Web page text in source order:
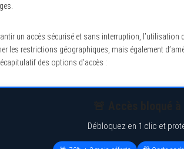
un accès sécurisé et sans interruption, l’utilisation
les restrictions géographiques, mais également
des options d’accès :
Débloquez en 1 clic et